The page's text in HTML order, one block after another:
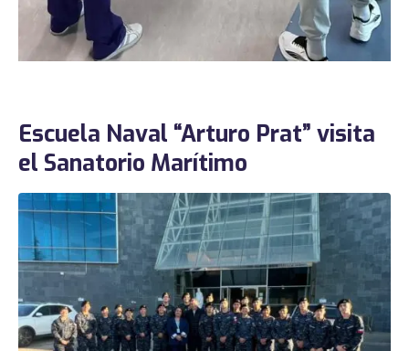
Escuela Naval “Arturo Prat” visita
el Sanatorio Marítimo